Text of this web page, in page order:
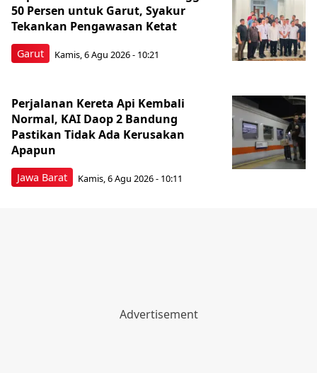
Garut
50 Persen untuk Garut, Syakur
Tekankan Pengawasan Ketat
Kamis, 6 Agu 2026 - 10:21
Jawa Barat
Perjalanan Kereta Api Kembali
Normal, KAI Daop 2 Bandung
Pastikan Tidak Ada Kerusakan
Apapun
Kamis, 6 Agu 2026 - 10:11